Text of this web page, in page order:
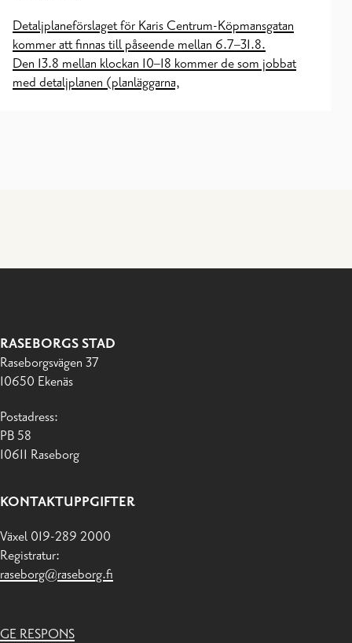
Detaljplaneförslaget för Karis Centrum-Köpmansgatan
kommer att finnas till påseende mellan 6.7–31.8.
Den 13.8 mellan klockan 10–18 kommer de som jobbat
med detaljplanen (planläggarna,
RASEBORGS STAD
Raseborgsvägen 37
10650 Ekenäs
Postadress:
PB 58
10611 Raseborg
KONTAKTUPPGIFTER
Växel 019-289 2000
Registratur:
raseborg@raseborg.fi
GE RESPONS